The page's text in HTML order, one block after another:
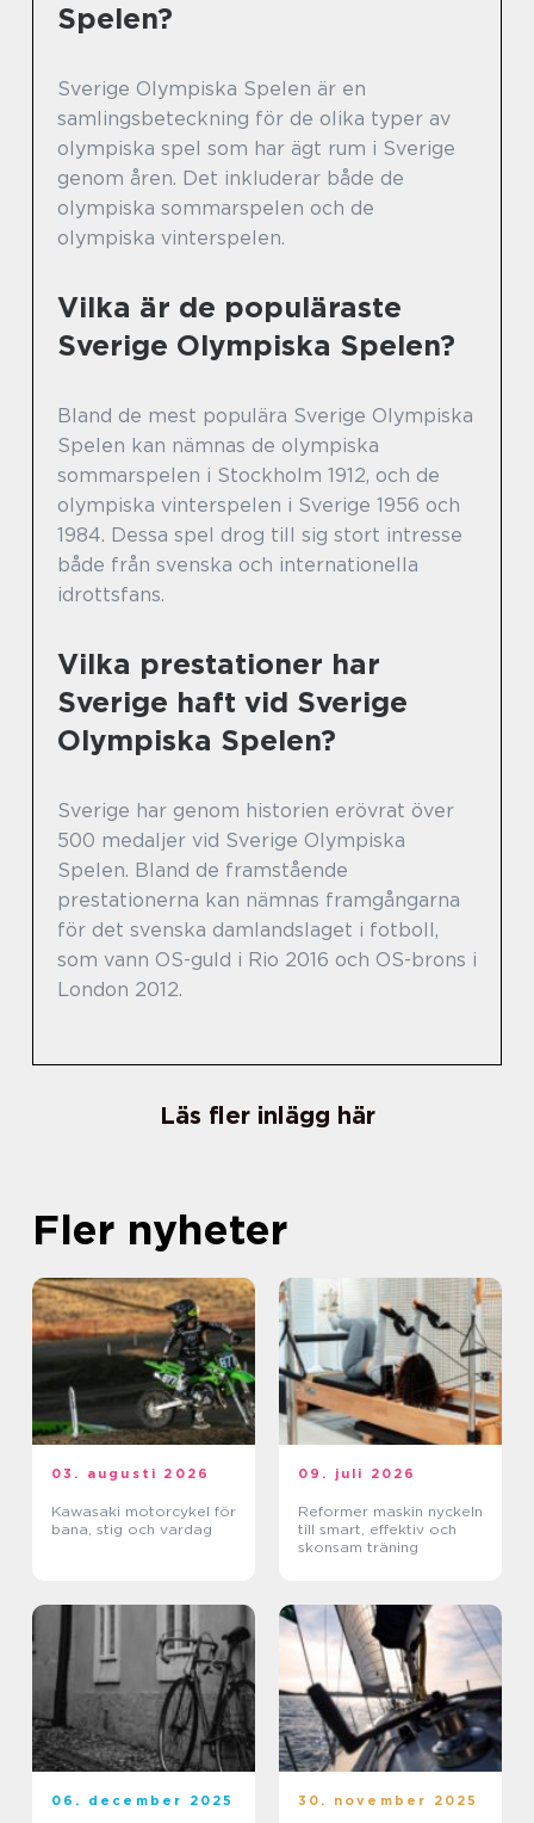
Spelen?
Sverige Olympiska Spelen är en
samlingsbeteckning för de olika typer av
olympiska spel som har ägt rum i Sverige
genom åren. Det inkluderar både de
olympiska sommarspelen och de
olympiska vinterspelen.
Vilka är de populäraste
Sverige Olympiska Spelen?
Bland de mest populära Sverige Olympiska
Spelen kan nämnas de olympiska
sommarspelen i Stockholm 1912, och de
olympiska vinterspelen i Sverige 1956 och
1984. Dessa spel drog till sig stort intresse
både från svenska och internationella
idrottsfans.
Vilka prestationer har
Sverige haft vid Sverige
Olympiska Spelen?
Sverige har genom historien erövrat över
500 medaljer vid Sverige Olympiska
Spelen. Bland de framstående
prestationerna kan nämnas framgångarna
för det svenska damlandslaget i fotboll,
som vann OS-guld i Rio 2016 och OS-brons i
London 2012.
Läs fler inlägg här
Fler nyheter
03. augusti 2026
Kawasaki motorcykel för
bana, stig och vardag
09. juli 2026
Reformer maskin nyckeln
till smart, effektiv och
skonsam träning
06. december 2025 30. november 2025